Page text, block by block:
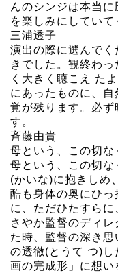
んのシンジは本当
を楽しみにしていて
三浦透子
演出の際に選んで
きでした。観終わ
く大きく聴こえ た
にあったものに、
覚が残ります。必
す。
斉藤由貴
母という、この切な
母という、この切
(かいな)に抱きしめ
酷も身体の奥にひ
に、ただひたすら
さやか監督のディ
た時、監督の深き
の透徹(とうて つ)し
画の完成形」に想い